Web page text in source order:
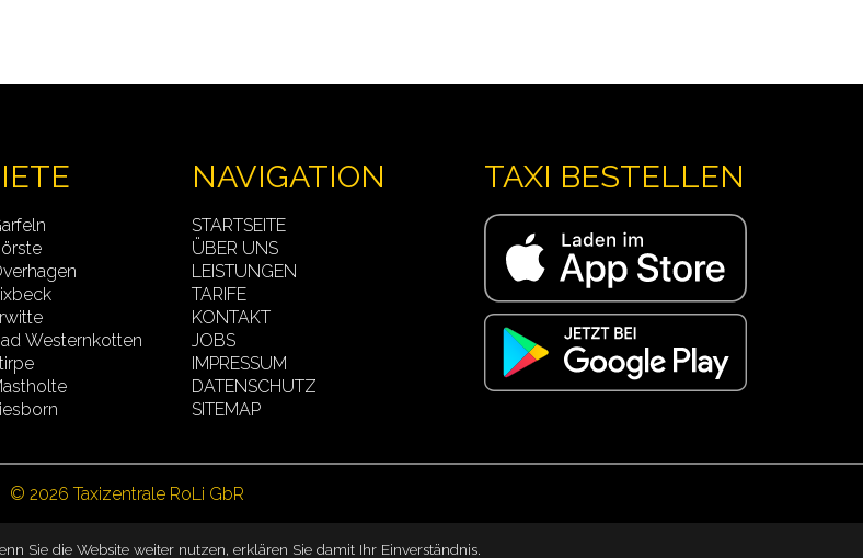
Westernkotten
NAVIGATION
STARTSEITE
ÜBER UNS
LEISTUNGEN
TARIFE
KONTAKT
JOBS
IMPRESSUM
DATENSCHUTZ
SITEMAP
TAXI BESTELLEN
© 2026 Taxizentrale RoLi GbR
Sie die Website weiter nutzen, erklären Sie damit Ihr Einverständnis.